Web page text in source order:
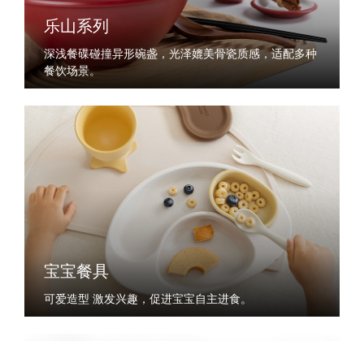
乐山系列
深浅餐碟碰撞异形碗盏，光泽媲美骨瓷质感，适配多种
餐饮场景。
宝宝餐具
可爱造型 激发兴趣，促进宝宝自主进食。